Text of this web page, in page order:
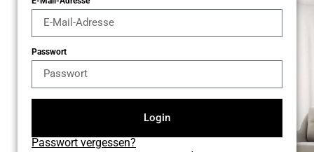
Passwort
Login
Passwort vergessen?